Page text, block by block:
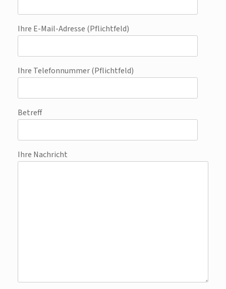
Ihre E-Mail-Adresse (Pflichtfeld)
Ihre Telefonnummer (Pflichtfeld)
Betreff
Ihre Nachricht